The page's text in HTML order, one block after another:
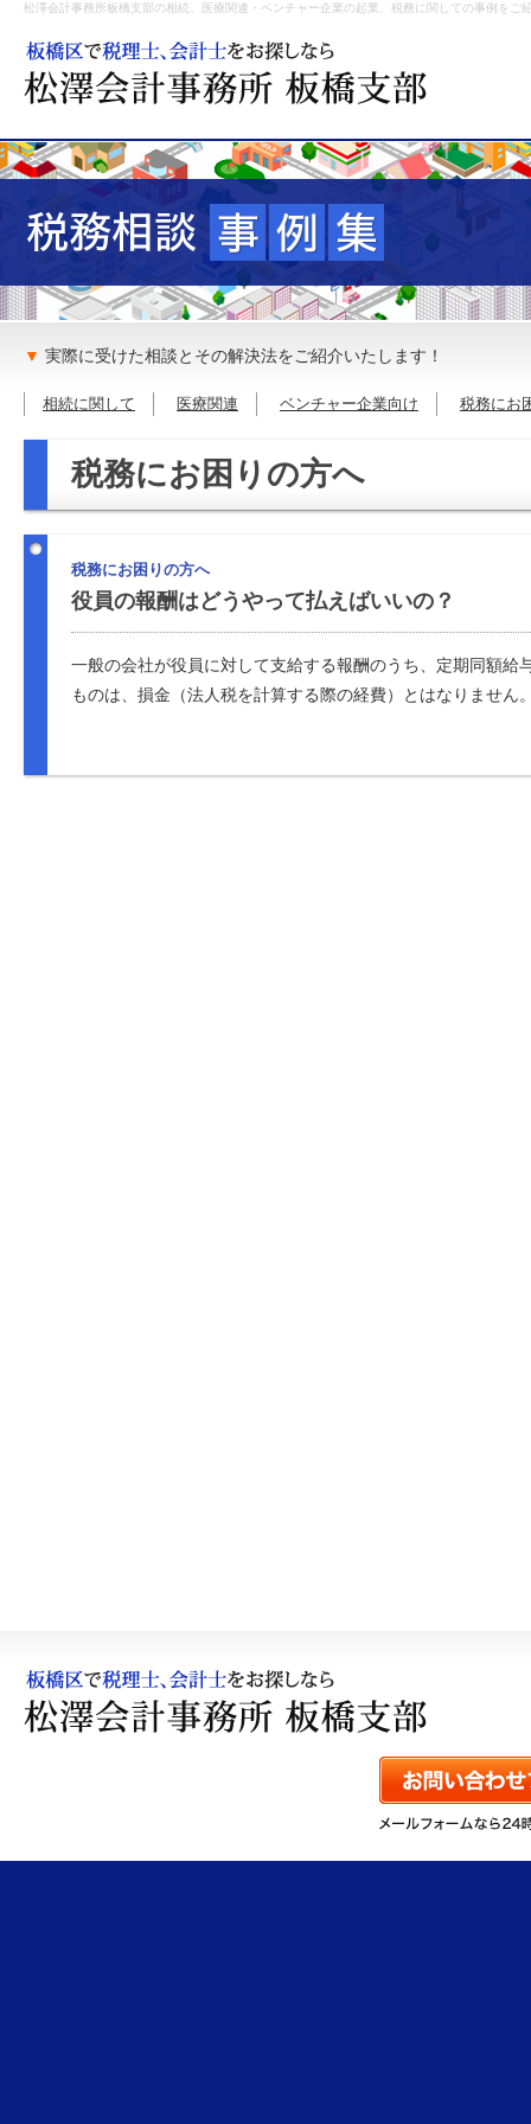
松澤会計事務所板橋支部の相続、医療関連・ベンチャー企業の起業、税務に関しての事例をご
▼ 実際に受けた相談とその解決法をご紹介いたします！
相続に関して 医療関連 ベンチャー企業向け 税務にお
税務にお困りの方へ
税務にお困りの方へ
役員の報酬はどうやって払えばいいの？
一般の会社が役員に対して支給する報酬のうち、定期同額給
ものは、損金（法人税を計算する際の経費）とはなりません